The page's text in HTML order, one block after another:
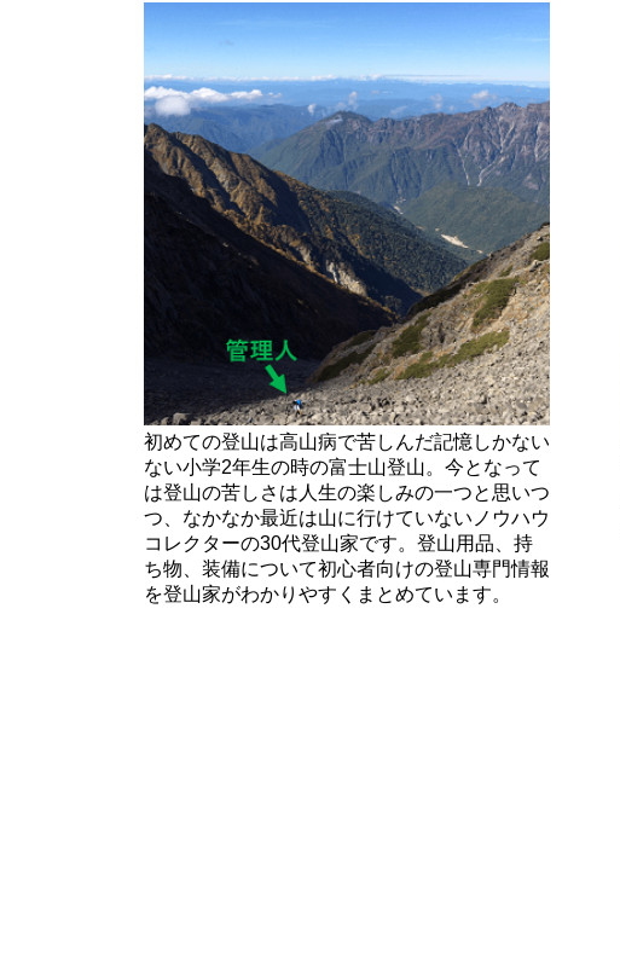
初めての登山は高山病で苦しんだ記憶しかない
ない小学2年生の時の富士山登山。今となって
は登山の苦しさは人生の楽しみの一つと思いつ
つ、なかなか最近は山に行けていないノウハウ
コレクターの30代登山家です。登山用品、持
ち物、装備について初心者向けの登山専門情報
を登山家がわかりやすくまとめています。